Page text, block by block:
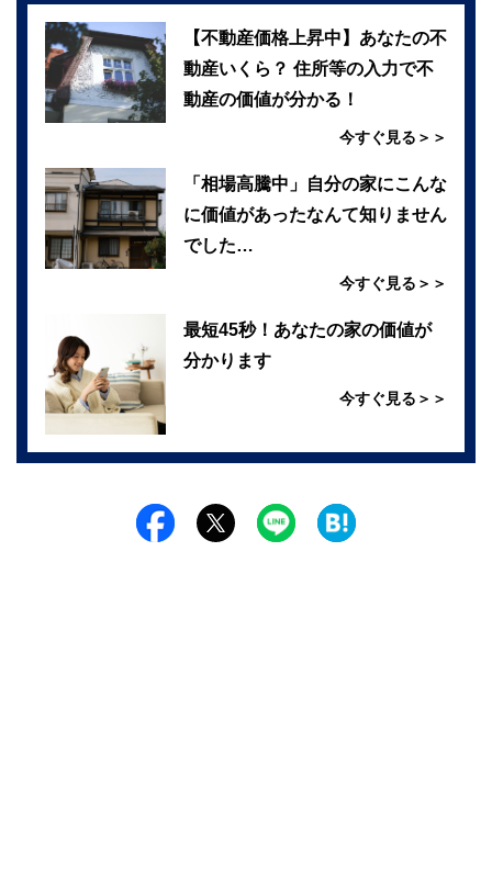
【不動産価格上昇中】あなたの不
動産いくら？ 住所等の入力で不
動産の価値が分かる！
今すぐ見る＞＞
「相場高騰中」自分の家にこんな
に価値があったなんて知りません
でした…
今すぐ見る＞＞
最短45秒！あなたの家の価値が
分かります
今すぐ見る＞＞